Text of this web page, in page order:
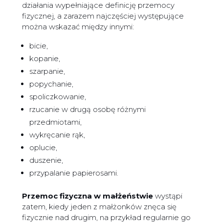
działania wypełniające definicję przemocy
fizycznej, a zarazem najczęściej występujące
można wskazać między innymi:
bicie,
kopanie,
szarpanie,
popychanie,
spoliczkowanie,
rzucanie w drugą osobę różnymi
przedmiotami,
wykręcanie rąk,
oplucie,
duszenie,
przypalanie papierosami.
Przemoc fizyczna w małżeństwiewystąpi
zatem, kiedy jeden z małżonków znęca się
fizycznie nad drugim, na przykład regularnie go